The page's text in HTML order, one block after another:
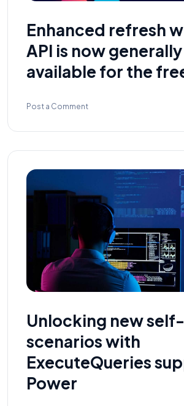
Enhanced refresh
API is now generally
available for the
Post a Comment
Unlocking new
scenarios with
ExecuteQueries
Power